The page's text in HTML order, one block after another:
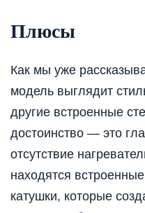
Плюсы
Как мы уже
модель выглядит
другие встроенные
достоинство — это
отсутствие
находятся
катушки, которые